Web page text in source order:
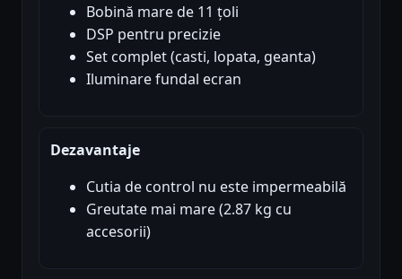
Bobină mare de 11 țoli
DSP pentru precizie
Set complet (casti, lopata, geanta)
Iluminare fundal ecran
Dezavantaje
Cutia de control nu este impermeabilă
Greutate mai mare (2.87 kg cu
accesorii)